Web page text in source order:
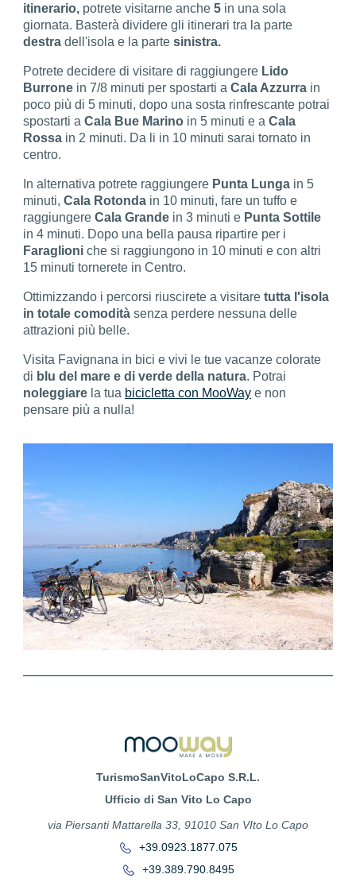
itinerario, potrete visitarne anche5 in una sola
giornata. Basterà dividere gli itinerari tra la parte
destra dell'isola e la partesinistra.
Potrete decidere di visitare di raggiungere Lido
Burrone in 7/8 minuti per spostarti aCala Azzurra in
poco più di 5 minuti, dopo una sosta rinfrescante potrai
spostarti aCala Bue Marino in 5 minuti e aCala
Rossa in 2 minuti. Da li in 10 minuti sarai tornato in
centro.
In alternativa potrete raggiungere Punta Lunga in 5
minuti,Cala Rotonda in 10 minuti, fare un tuffo e
raggiungereCala Grande in 3 minuti e Punta Sottile
in 4 minuti. Dopo una bella pausa ripartire per i
Faraglioni che si raggiungono in 10 minuti e con altri
15 minuti tornerete in Centro.
Ottimizzando i percorsi riuscirete a visitaretutta l'isola
in totale comodità senza perdere nessuna delle
attrazioni più belle.
Visita Favignana in bici e vivi le tue vacanze colorate
di blu del mare e di verde della natura. Potrai
noleggiare la tua bicicletta con MooWay e non
pensare più a nulla!
TurismoSanVitoLoCapo S.R.L.
Ufficio di San Vito Lo Capo
via Piersanti Mattarella 33, 91010 San VIto Lo Capo
+39.0923.1877.075
+39.389.790.8495